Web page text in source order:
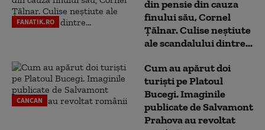
FANATIK.RO
din pensie din cauza
finului său, Cornel
Țălnar. Culise neștiute
ale scandalului dintre...
CANCAN
Cum au apărut doi
turiști pe Platoul
Bucegi. Imaginile
publicate de Salvamont
Prahova au revoltat